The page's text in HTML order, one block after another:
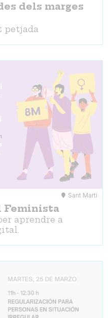
dels marges
petjada
Sant Martí
Feminista
aprendre a